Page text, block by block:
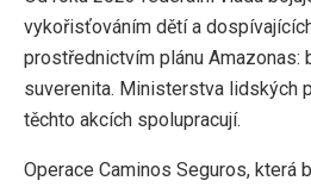
vykořisťováním dětí a
prostřednictvím plánu Amazonas:
suverenita. Ministerstva lidských
těchto akcích spolupracují.
Operace Caminos Seguros, která